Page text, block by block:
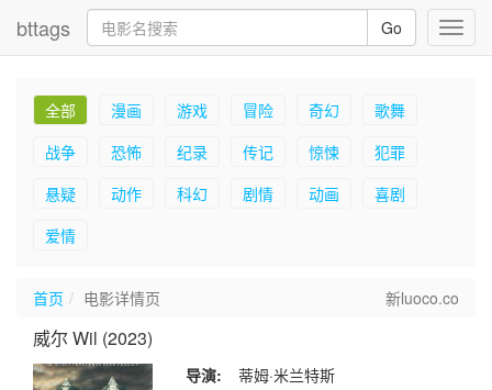
bttags Go
全部 漫画 游戏 冒险 奇幻
歌舞
战争
恐怖 纪录 传记 惊悚
犯罪
悬疑
动作 科幻 剧情 动画
喜剧
爱情
首页 电影详情页 新luoco.co
威尔 Wil (2023)
导演:
蒂姆·米兰特斯